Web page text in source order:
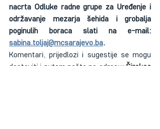
nacrta Odluke radne grupe za Uređenje i
održavanje mezarja šehida i grobalja
sabina.toljaj@mcsarajevo.ba.
Komentari, prijedlozi i sugestije se mogu
dostaviti i putem pošte na adresu: Širokac